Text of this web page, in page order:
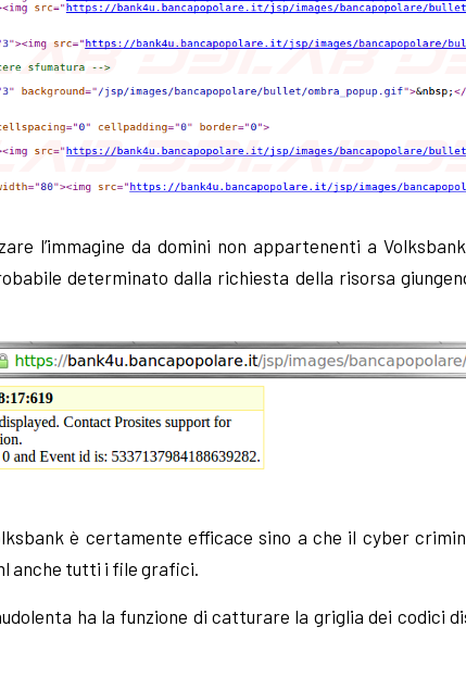
l’immagine da domini non appartenenti a
determinato dalla richiesta della risorsa
è certamente efficace sino a che il cyber
anche tutti i file grafici.
ha la funzione di catturare la griglia dei codici